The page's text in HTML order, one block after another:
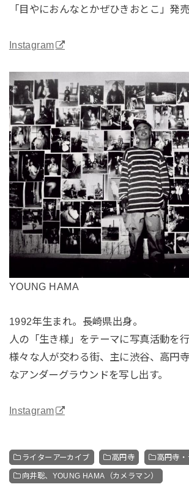
「目やにおんなとかぜひきおとこ」発売
Instagram
YOUNG HAMA
1992年生まれ。長崎県出身。
人の「生き様」をテーマに写真活動を行
様々な人が交わる街、主に渋谷、高円
なアンダーグラウンドを写し出す。
Instagram
ライターアーカイブ 高円寺 高円寺
向井聡、YOUNG HAMA（カメラマン）